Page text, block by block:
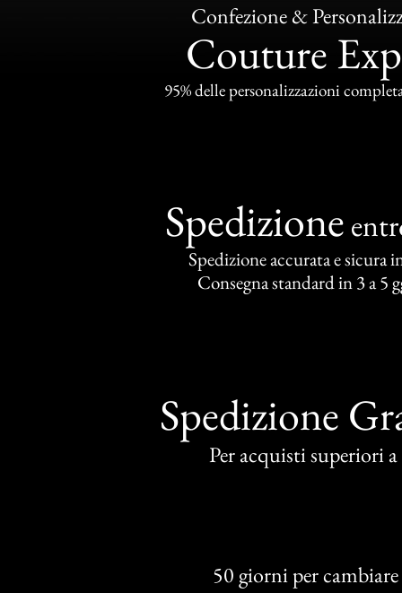
Confezione &
Couture
95% delle personalizzazioni
Spedizione
Spedizione accurata e sicura
Consegna standard in 3 a 5
Spedizione
Per acquisti superiori
50 giorni per cambiare